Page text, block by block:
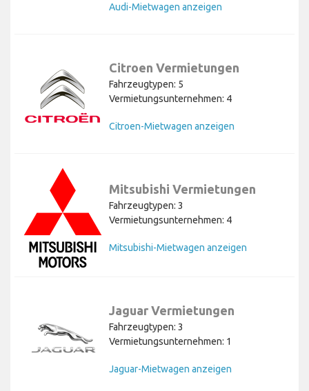
Audi-Mietwagen anzeigen
Citroen Vermietungen
Fahrzeugtypen: 5
Vermietungsunternehmen: 4
Citroen-Mietwagen anzeigen
Mitsubishi Vermietungen
Fahrzeugtypen: 3
Vermietungsunternehmen: 4
Mitsubishi-Mietwagen anzeigen
Jaguar Vermietungen
Fahrzeugtypen: 3
Vermietungsunternehmen: 1
Jaguar-Mietwagen anzeigen